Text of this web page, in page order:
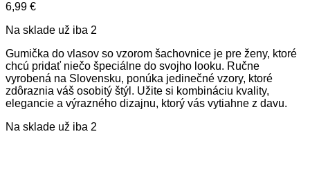
6,99 €
Na sklade už iba 2
Gumička do vlasov so vzorom šachovnice je pre ženy, ktoré
chcú pridať niečo špeciálne do svojho looku. Ručne
vyrobená na Slovensku, ponúka jedinečné vzory, ktoré
zdôraznia váš osobitý štýl. Užite si kombináciu kvality,
elegancie a výrazného dizajnu, ktorý vás vytiahne z davu.
Na sklade už iba 2